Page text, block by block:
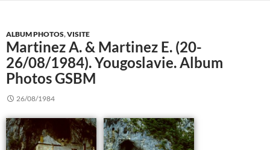
ALBUM PHOTOS,VISITE
Martinez A. & Martinez E. (20-
26/08/1984). Yougoslavie. Album
Photos GSBM
26/08/1984